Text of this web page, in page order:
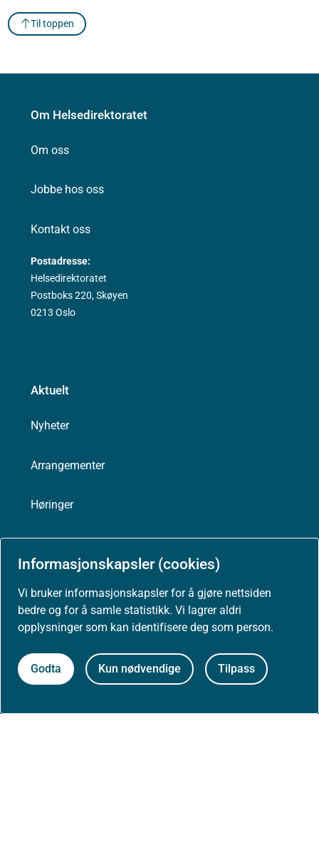
Informasjonskapsler (cookies)
Vi bruker informasjonskapsler for å gjøre nettsiden
bedre og for å samle statistikk. Vi lagrer aldri
opplysninger som kan identifisere deg som person.
Godta Kun nødvendige Tilpass
Til toppen
Om Helsedirektoratet
Om oss
Jobbe hos oss
Kontakt oss
Postadresse:
Helsedirektoratet
Postboks 220, Skøyen
0213 Oslo
Aktuelt
Nyheter
Arrangementer
Høringer
Om nettstedet
Personvernerklæring